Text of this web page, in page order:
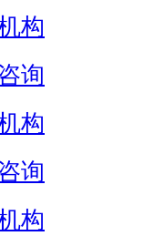
构
询
构
询
构